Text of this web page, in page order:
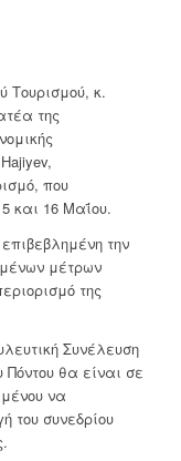
Τουρισμού, κ.
της
που
και 16 Μαΐου.
την
μέτρων
της
Συνέλευση
Πόντου θα είναι σε
να
του συνεδρίου